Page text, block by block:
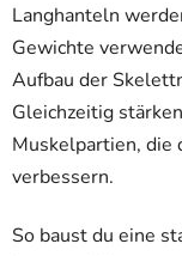
Langhanteln
Gewichte
Aufbau der
Gleichzeitig
Muskelpartien, die
verbessern.
So baust du eine